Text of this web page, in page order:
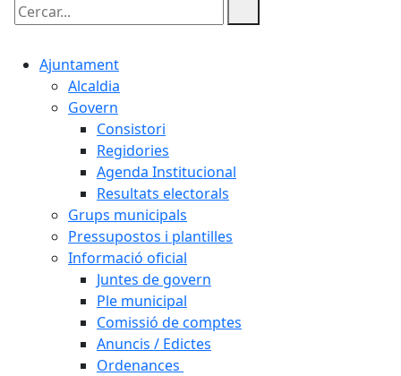
Cercar:
Ajuntament
Alcaldia
Govern
Consistori
Regidories
Agenda Institucional
Resultats electorals
Grups municipals
Pressupostos i plantilles
Informació oficial
Juntes de govern
Ple municipal
Comissió de comptes
Anuncis / Edictes
Ordenances